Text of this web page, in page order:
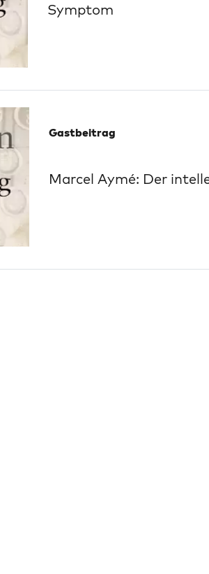
Symptom
Gastbeitrag
Marcel Aymé: Der